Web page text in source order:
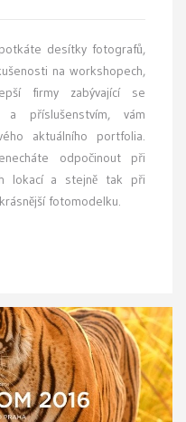
desítky fotografů,
na workshopech,
firmy zabývající se
příslušenstvím, vám
aktuálního portfolia.
odpočinout při
lokací a stejně tak při
fotomodelku.